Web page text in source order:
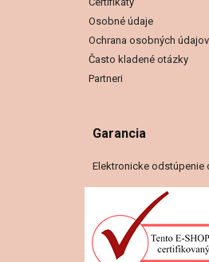
Osobné údaje
Ochrana osobných údajov
Často kladené otázky
Partneri
Garancia
Elektronicke odstúpenie